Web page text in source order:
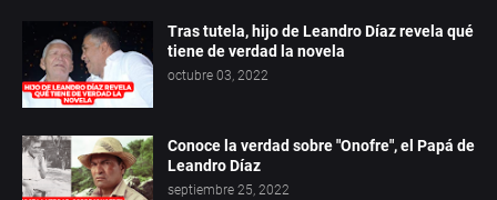
Tras tutela, hijo de Leandro Díaz revela qué
tiene de verdad la novela
octubre 03, 2022
Conoce la verdad sobre "Onofre", el Papá de
Leandro Díaz
septiembre 25, 2022